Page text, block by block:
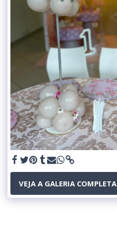
VEJA A GALERIA COMPLETA